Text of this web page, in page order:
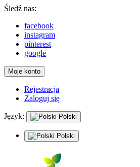
Śledź nas:
facebook
instagram
pinterest
google
Moje konto
Rejestracja
Zaloguj się
Język: Polski
Polski